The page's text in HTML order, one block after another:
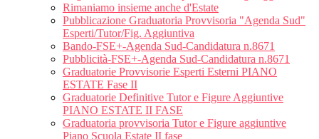
Rimaniamo insieme anche d'Estate
Pubblicazione Graduatoria Provvisoria "Agenda Sud"
Esperti/Tutor/Fig. Aggiuntiva
Bando-FSE+-Agenda Sud-Candidatura n.8671
Pubblicità-FSE+-Agenda Sud-Candidatura n.8671
Graduatorie Provvisorie Esperti Esterni PIANO
ESTATE Fase II
Graduatorie Definitive Tutor e Figure Aggiuntive
PIANO ESTATE II FASE
Graduatoria provvisoria Tutor e Figure aggiuntive
Piano Scuola Estate II fase